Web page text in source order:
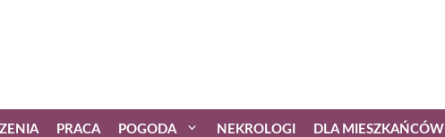
PRACA POGODA NEKROLOGI DLA MIESZKAŃCÓW